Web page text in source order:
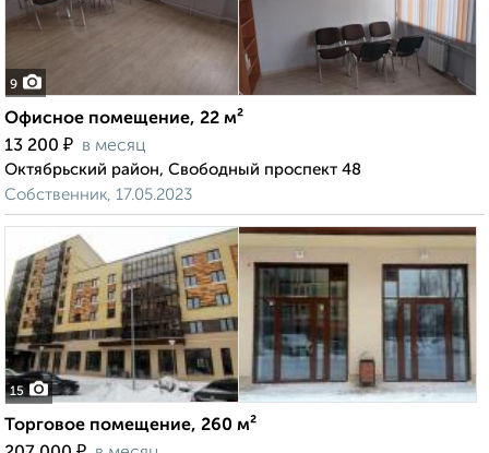
9
Офисное помещение, 22 м²
13 200 ₽ в месяц
Октябрьский район, Свободный проспект 48
Собственник, 17.05.2023
15
Торговое помещение, 260 м²